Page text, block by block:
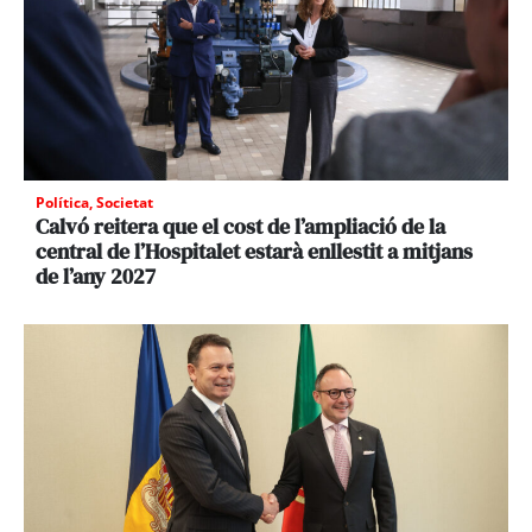
Política,Societat
Calvó reitera que el cost de l’ampliació de la
central de l’Hospitalet estarà enllestit a mitjans
de l’any 2027